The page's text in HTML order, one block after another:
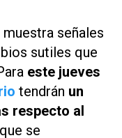
señales
sutiles que
este jueves
tendrán un
respecto al
se